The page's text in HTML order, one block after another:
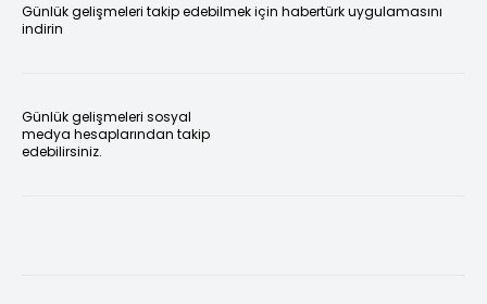
Günlük gelişmeleri takip edebilmek için habertürk uygulamasını
indirin
Günlük gelişmeleri sosyal
medya hesaplarından takip
edebilirsiniz.